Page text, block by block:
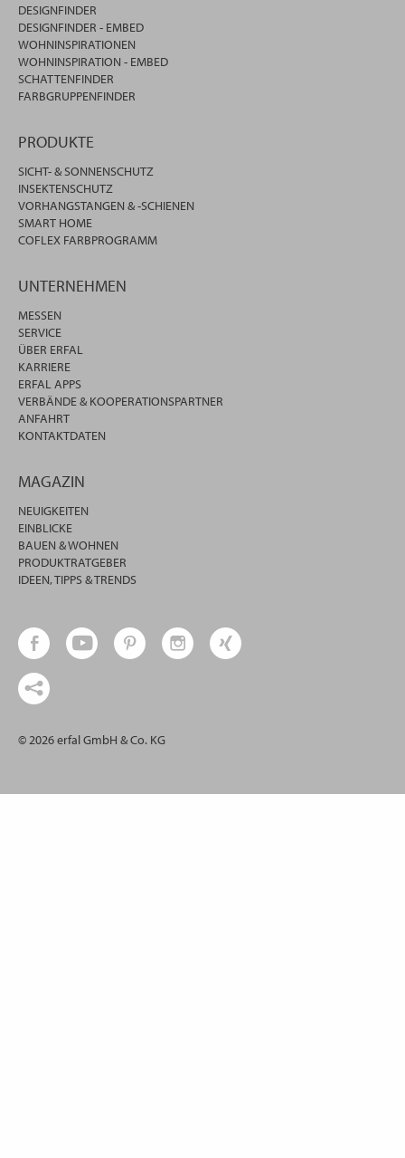
DESIGNFINDER
DESIGNFINDER - EMBED
WOHNINSPIRATIONEN
WOHNINSPIRATION - EMBED
SCHATTENFINDER
FARBGRUPPENFINDER
PRODUKTE
SICHT- & SONNENSCHUTZ
INSEKTENSCHUTZ
VORHANGSTANGEN & -SCHIENEN
SMART HOME
COFLEX FARBPROGRAMM
UNTERNEHMEN
MESSEN
SERVICE
ÜBER ERFAL
KARRIERE
ERFAL APPS
VERBÄNDE & KOOPERATIONSPARTNER
ANFAHRT
KONTAKTDATEN
MAGAZIN
NEUIGKEITEN
EINBLICKE
BAUEN & WOHNEN
PRODUKTRATGEBER
IDEEN, TIPPS & TRENDS
© 2026 erfal GmbH & Co. KG